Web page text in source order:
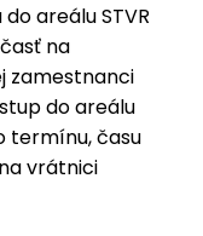
areálu STVR
na
zamestnanci
do areálu
termínu, času
vrátnici